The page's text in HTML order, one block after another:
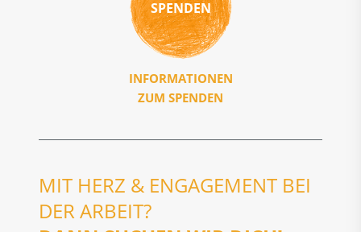
SPENDEN
INFORMATIONEN
ZUM SPENDEN
MIT HERZ & ENGAGEMENT BEI
DER ARBEIT?